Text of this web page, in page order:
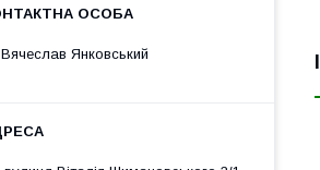
Вячеслав Янковський